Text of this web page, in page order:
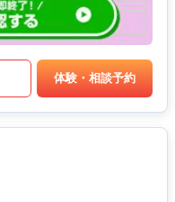
体験・相談予約